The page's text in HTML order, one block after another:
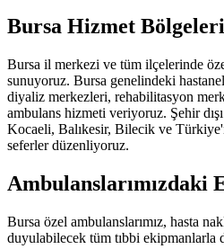
Bursa Hizmet
Bursa il merkezi ve tüm ilçelerinde
sunuyoruz. Bursa genelindeki
diyaliz merkezleri, rehabilitasyon
ambulans hizmeti veriyoruz. Şehir
Kocaeli, Balıkesir, Bilecik ve
seferler düzenliyoruz.
Ambulanslarımızdaki
Bursa özel ambulanslarımız, hasta
duyulabilecek tüm tıbbi ekipmanlarla